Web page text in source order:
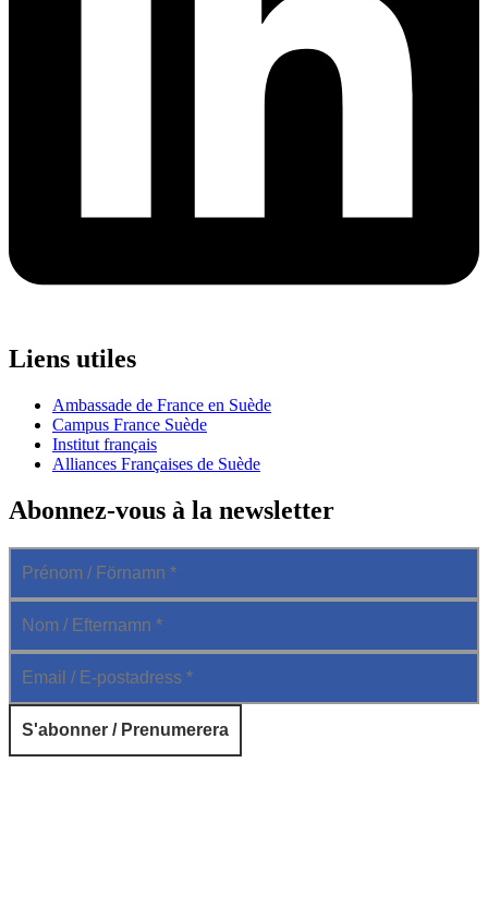
Liens utiles
Ambassade de France en Suède
Campus France Suède
Institut français
Alliances Françaises de Suède
Abonnez-vous à la newsletter